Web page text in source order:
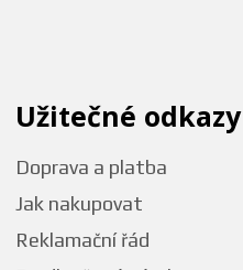
Užitečné odkazy
Doprava a platba
Jak nakupovat
Reklamační řád